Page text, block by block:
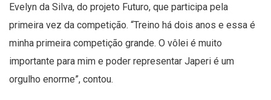
Evelyn da Silva, do projeto Futuro, que participa pela
primeira vez da competição. “Treino há dois anos e essa é
minha primeira competição grande. O vôlei é muito
importante para mim e poder representar Japeri é um
orgulho enorme”, contou.